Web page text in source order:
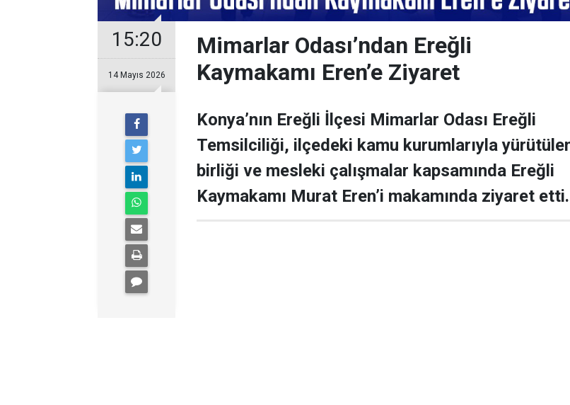
15:20
14 Mayıs 2026
Mimarlar Odası’ndan Ereğli
Kaymakamı Eren’e Ziyaret
Konya’nın Ereğli İlçesi Mimarlar Odası Ereğli
Temsilciliği, ilçedeki kamu kurumlarıyla
birliği ve mesleki çalışmalar kapsamında Ereğli
Kaymakamı Murat Eren’i makamında ziyaret etti.